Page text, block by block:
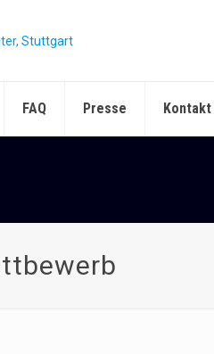
FAQ Presse Kontakt